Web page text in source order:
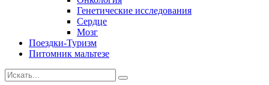
Генетические исследования
Сердце
Мозг
Поездки-Туризм
Питомник мальтезе